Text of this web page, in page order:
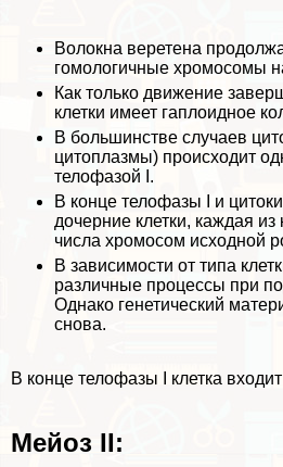
Волокна веретена
гомологичные хромосомы
Как только движение
клетки имеет гаплоидное
В большинстве случаев
цитоплазмы) происходит
телофазой I.
В конце телофазы I и
дочерние клетки, каждая
числа хромосом исходной
В зависимости от типа
различные процессы при
Однако генетический
снова.
В конце телофазы I клетка
Мейоз II: